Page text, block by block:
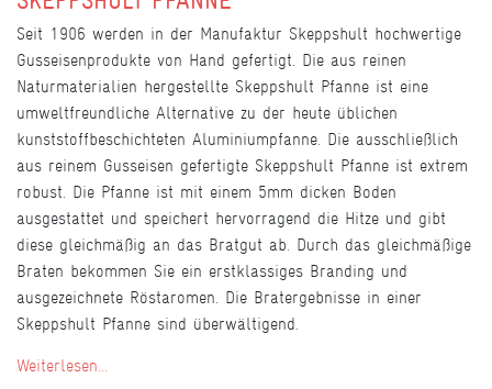
Seit 1906 werden in der Manufaktur Skeppshult hochwertige
Gusseisenprodukte von Hand gefertigt. Die aus reinen
Naturmaterialien hergestellte Skeppshult Pfanne ist eine
umweltfreundliche Alternative zu der heute üblichen
kunststoffbeschichteten Aluminiumpfanne. Die ausschließlich
aus reinem Gusseisen gefertigte Skeppshult Pfanne ist extrem
robust. Die Pfanne ist mit einem 5mm dicken Boden
ausgestattet und speichert hervorragend die Hitze und gibt
diese gleichmäßig an das Bratgut ab. Durch das gleichmäßige
Braten bekommen Sie ein erstklassiges Branding und
ausgezeichnete Röstaromen. Die Bratergebnisse in einer
Skeppshult Pfanne sind überwältigend.
Weiterlesen...